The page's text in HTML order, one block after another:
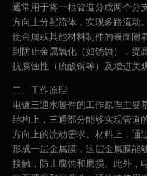
通常用于将一根管道分成两个分
方向上分配流体，实现多路流动
使金属或其他材料制件的表面附
到防止金属氧化（如锈蚀），提
抗腐蚀性（硫酸铜等）及增进美
二、工作原理
电镀三通水暖件的工作原理主要
结构上，三通部分能够实现管道
方向上的流动需求。材料上，通
形成一层金属膜，这层金属膜能
接触，防止腐蚀和磨损。此外，